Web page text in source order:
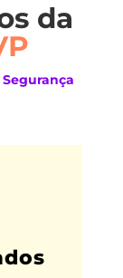
da
Segurança